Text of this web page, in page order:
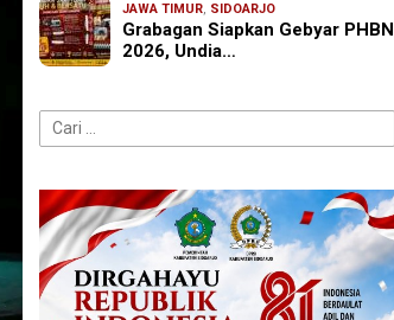
JAWA TIMUR, SIDOARJO
Grabagan Siapkan Gebyar PHBN
2026, Undia…
Cari
untuk: